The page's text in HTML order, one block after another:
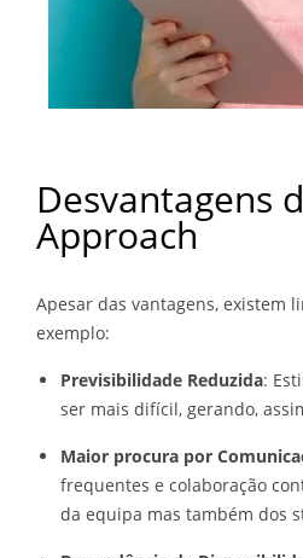
Desvantagens
Approach
Apesar das vantagens, existem
exemplo:
Previsibilidade Reduzida:
ser mais difícil, gerando,
Maior procura por
frequentes e colaboração
da equipa mas também dos